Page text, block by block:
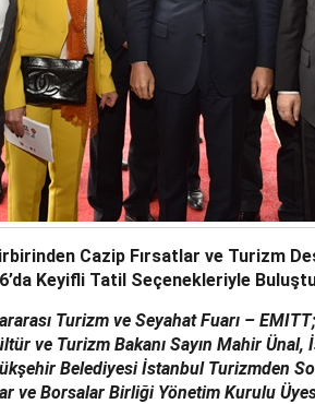
Cazip Fırsatlar ve Turizm
Keyifli Tatil Seçenekleriyle
Turizm ve Seyahat Fuarı – EMITT;
ve Turizm Bakanı Sayın Mahir
Belediyesi İstanbul Turizmden
ve Borsalar Birliği Yönetim Kurulu